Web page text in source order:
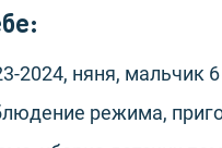
:
2024, няня, мальчик
режима,